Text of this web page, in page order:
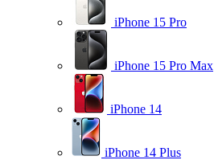
iPhone 15 Pro
iPhone 15 Pro Max
iPhone 14
iPhone 14 Plus